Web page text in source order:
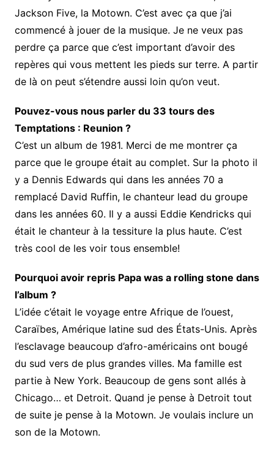
Jackson Five, la Motown. C’est avec ça que j’ai
commencé à jouer de la musique. Je ne veux pas
perdre ça parce que c’est important d’avoir des
repères qui vous mettent les pieds sur terre. A partir
de là on peut s’étendre aussi loin qu’on veut.
Pouvez-vous nous parler du 33 tours des
Temptations : Reunion ?
C’est un album de 1981. Merci de me montrer ça
parce que le groupe était au complet. Sur la photo il
y a Dennis Edwards qui dans les années 70 a
remplacé David Ruffin, le chanteur lead du groupe
dans les années 60. Il y a aussi Eddie Kendricks qui
était le chanteur à la tessiture la plus haute. C’est
très cool de les voir tous ensemble!
Pourquoi avoir repris Papa was a rolling stone dans
l’album ?
L’idée c’était le voyage entre Afrique de l’ouest,
Caraïbes, Amérique latine sud des États-Unis. Après
l’esclavage beaucoup d’afro-américains ont bougé
du sud vers de plus grandes villes. Ma famille est
partie à New York. Beaucoup de gens sont allés à
Chicago… et Detroit. Quand je pense à Detroit tout
de suite je pense à la Motown. Je voulais inclure un
son de la Motown.